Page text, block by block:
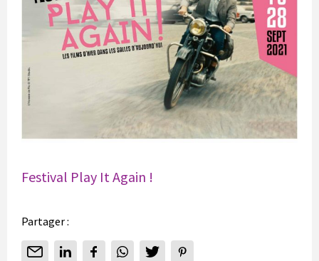
Festival Play It Again !
Partager :